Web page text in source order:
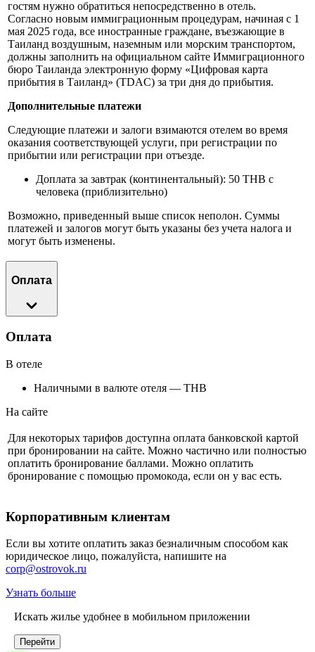
гостям нужно обратиться непосредственно в отель.
Согласно новым иммиграционным процедурам, начиная с 1
мая 2025 года, все иностранные граждане, въезжающие в
Таиланд воздушным, наземным или морским транспортом,
должны заполнить на официальном сайте Иммиграционного
бюро Таиланда электронную форму «Цифровая карта
прибытия в Таиланд» (TDAC) за три дня до прибытия.
Дополнительные платежи
Следующие платежи и залоги взимаются отелем во время
оказания соответствующей услуги, при регистрации по
прибытии или регистрации при отъезде.
Доплата за завтрак (континентальный): 50 THB с
человека (приблизительно)
Возможно, приведенный выше список неполон. Суммы
платежей и залогов могут быть указаны без учета налога и
могут быть изменены.
Оплата
Оплата
В отеле
Наличными в валюте отеля — THB
На сайте
Для некоторых тарифов доступна оплата банковской картой
при бронировании на сайте. Можно частично или полностью
оплатить бронирование баллами. Можно оплатить
бронирование с помощью промокода, если он у вас есть.
Корпоративным клиентам
Если вы хотите оплатить заказ безналичным способом как
юридическое лицо, пожалуйста, напишите на
corp@ostrovok.ru
Узнать больше
Искать жилье удобнее в мобильном приложении
Перейти